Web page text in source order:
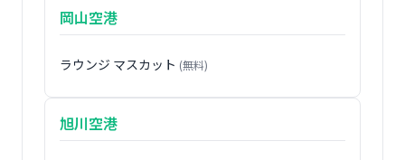
岡山空港
ラウンジ マスカット (無料)
旭川空港